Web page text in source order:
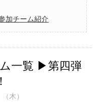
加チーム紹介
一覧 ▶第四弾
木）